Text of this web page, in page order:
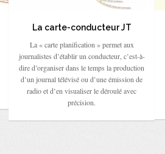
La carte-conducteur JT
La « carte planification » permet aux
journalistes d’établir un conducteur, c’est-à-
dire d’organiser dans le temps la production
d’un journal télévisé ou d’une émission de
radio et d’en visualiser le déroulé avec
précision.